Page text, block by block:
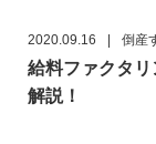
2020.09.16 | 倒産
給料ファクタ
解説！